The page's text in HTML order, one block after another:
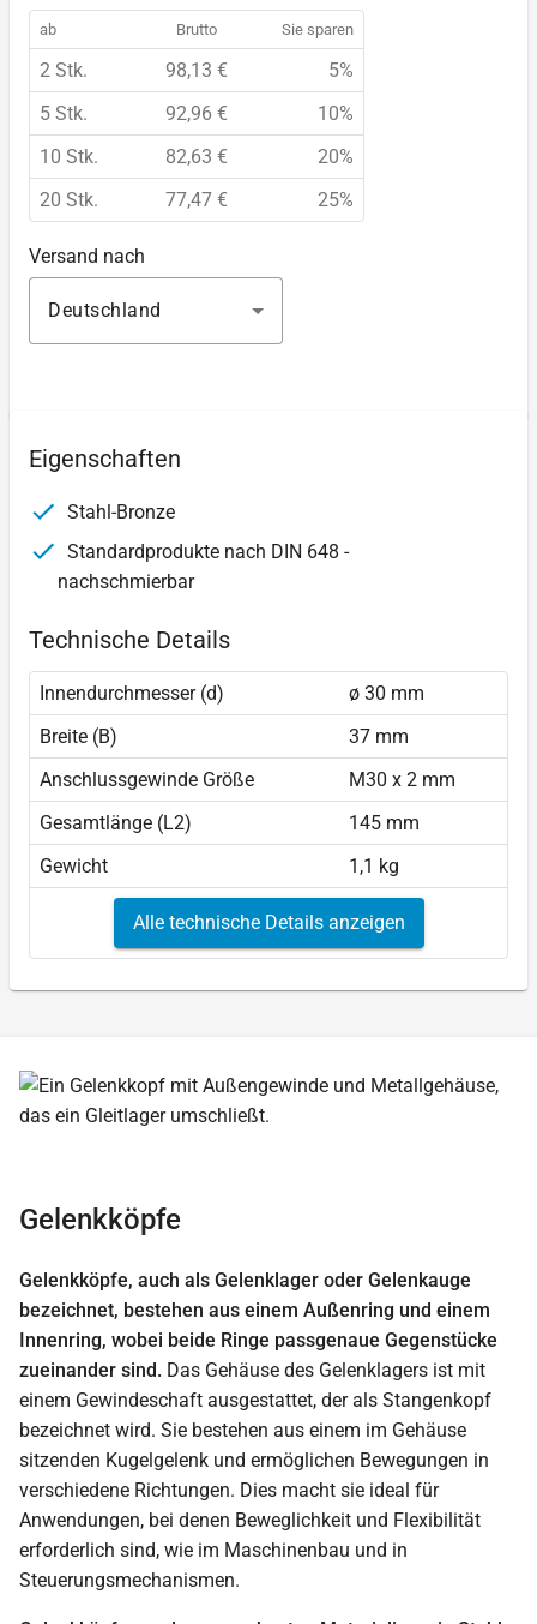
ab Brutto Sie sparen
2 Stk. 98,13 €
5%
5 Stk.
92,96 €
10%
10 Stk.
82,63 €
20%
20 Stk.
77,47 € 25%
Versand nach
Deutschland
Eigenschaften
Stahl-Bronze
Standardprodukte nach DIN 648 -
nachschmierbar
Technische Details
Innendurchmesser (d)
ø 30 mm
Breite (B)
37 mm
Anschlussgewinde Größe
M30 x 2 mm
Gesamtlänge (L2)
145 mm
Gewicht
1,1 kg
Alle technische Details anzeigen
Gelenkköpfe
Gelenkköpfe, auch als Gelenklager oder Gelenkauge
bezeichnet, bestehen aus einem Außenring und einem
Innenring, wobei beide Ringe passgenaue Gegenstücke
zueinander sind. Das Gehäuse des Gelenklagers ist mit
einem Gewindeschaft ausgestattet, der als Stangenkopf
bezeichnet wird. Sie bestehen aus einem im Gehäuse
sitzenden Kugelgelenk und ermöglichen Bewegungen in
verschiedene Richtungen. Dies macht sie ideal für
Anwendungen, bei denen Beweglichkeit und Flexibilität
erforderlich sind, wie im Maschinenbau und in
Steuerungsmechanismen.